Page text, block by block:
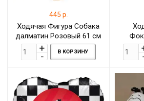
445 р.
Ходячая Фигура Собака
далматин Розовый 61 см
В КОРЗИНУ